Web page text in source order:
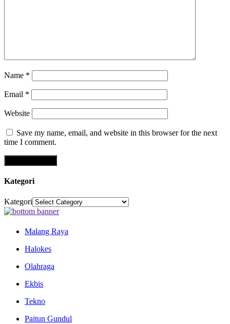
Name *
Email *
Website
Save my name, email, and website in this browser for the next
time I comment.
Kategori
Kategori
Malang Raya
Halokes
Olahraga
Ekbis
Tekno
Paitun Gundul